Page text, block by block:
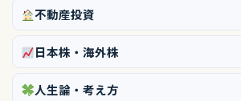
不動産投資
日本株・海外株
人生論・考え方